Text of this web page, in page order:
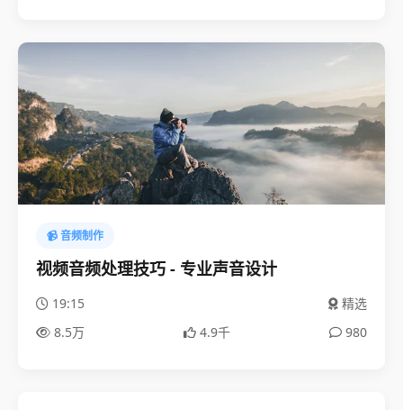
📹 音频制作
视频音频处理技巧 - 专业声音设计
19:15
精选
8.5万
4.9千 980